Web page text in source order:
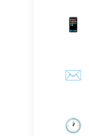
📱
✉️
🕐